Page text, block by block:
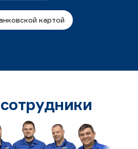
картой
сотрудники